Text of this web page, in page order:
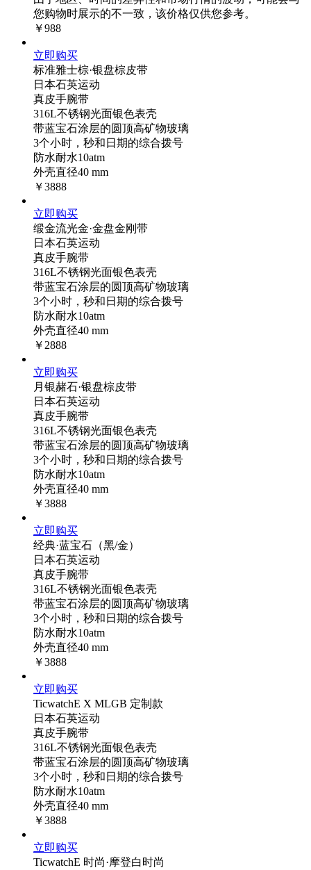
您购物时展示的不一致，该价格仅供您参考。
￥988
立即购买
标准雅士棕·银盘棕皮带
日本石英运动
真皮手腕带
316L不锈钢光面银色表壳
带蓝宝石涂层的圆顶高矿物玻璃
3个小时，秒和日期的综合拨号
防水耐水10atm
外壳直径40 mm
￥3888
立即购买
缎金流光金·金盘金刚带
日本石英运动
真皮手腕带
316L不锈钢光面银色表壳
带蓝宝石涂层的圆顶高矿物玻璃
3个小时，秒和日期的综合拨号
防水耐水10atm
外壳直径40 mm
￥2888
立即购买
月银赭石·银盘棕皮带
日本石英运动
真皮手腕带
316L不锈钢光面银色表壳
带蓝宝石涂层的圆顶高矿物玻璃
3个小时，秒和日期的综合拨号
防水耐水10atm
外壳直径40 mm
￥3888
立即购买
经典·蓝宝石（黑/金）
日本石英运动
真皮手腕带
316L不锈钢光面银色表壳
带蓝宝石涂层的圆顶高矿物玻璃
3个小时，秒和日期的综合拨号
防水耐水10atm
外壳直径40 mm
￥3888
立即购买
TicwatchE X MLGB 定制款
日本石英运动
真皮手腕带
316L不锈钢光面银色表壳
带蓝宝石涂层的圆顶高矿物玻璃
3个小时，秒和日期的综合拨号
防水耐水10atm
外壳直径40 mm
￥3888
立即购买
TicwatchE 时尚·摩登白时尚